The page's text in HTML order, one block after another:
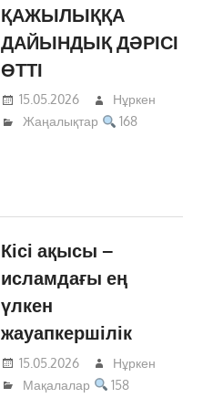
ҚАЖЫЛЫҚҚА
ДАЙЫНДЫҚ ДӘРІСІ
ӨТТІ
15.05.2026
Нұркен
Жаңалықтар
168
Кісі ақысы –
исламдағы ең
үлкен
жауапкершілік
15.05.2026
Нұркен
Мақалалар
158